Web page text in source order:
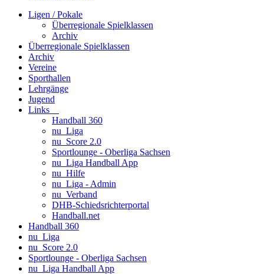
Ligen / Pokale
Überregionale Spielklassen
Archiv
Überregionale Spielklassen
Archiv
Vereine
Sporthallen
Lehrgänge
Jugend
Links
Handball 360
nu_Liga
nu_Score 2.0
Sportlounge - Oberliga Sachsen
nu_Liga Handball App
nu_Hilfe
nu_Liga - Admin
nu_Verband
DHB-Schiedsrichterportal
Handball.net
Handball 360
nu_Liga
nu_Score 2.0
Sportlounge - Oberliga Sachsen
nu_Liga Handball App